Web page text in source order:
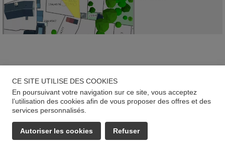
CE SITE UTILISE DES COOKIES
En poursuivant votre navigation sur ce site, vous acceptez
l’utilisation des cookies afin de vous proposer des offres et des
services personnalisés.
Autoriser les cookies Refuser